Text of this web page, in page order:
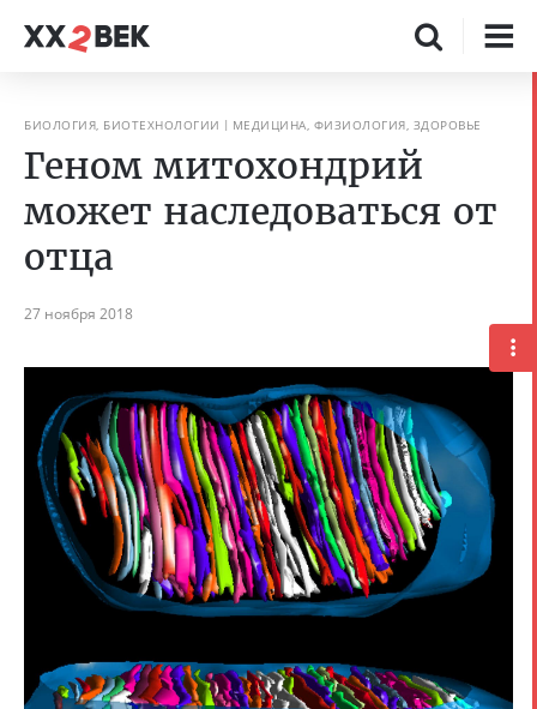
БИОЛОГИЯ, БИОТЕХНОЛОГИИ МЕДИЦИНА, ФИЗИОЛОГИЯ, ЗДОРОВЬЕ
Геном митохондрий
может наследоваться от
отца
27 ноября 2018